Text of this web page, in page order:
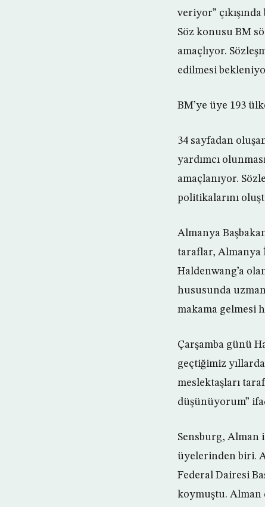
veriyor”
Söz konusu BM
amaçlıyor.
edilmesi
BM’ye üye 193
34 sayfadan
yardımcı
amaçlanıyor.
politikalarını
Almanya
taraflar, Almanya
Haldenwang’a
hususunda
makama gelmesi
Çarşamba günü
geçtiğimiz
meslektaşları
düşünüyorum”
Sensburg, Alman
üyelerinden biri.
Federal Dairesi
koymuştu. Alman